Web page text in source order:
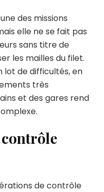
des missions
elle ne se fait pas
sans titre de
les mailles du filet.
de difficultés, en
très
et des gares rend
de contrôle